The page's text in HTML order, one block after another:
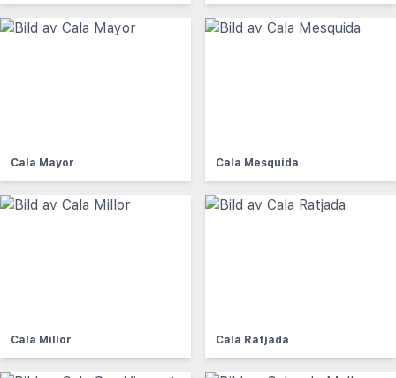
Cala Mayor Cala Mesquida
Cala Millor Cala Ratjada